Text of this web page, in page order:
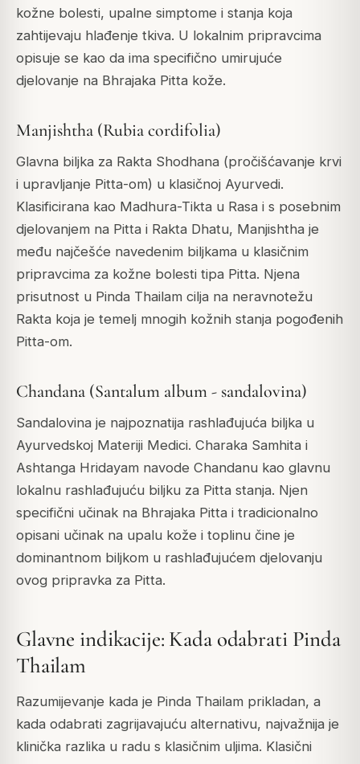
kožne bolesti, upalne simptome i stanja koja
zahtijevaju hlađenje tkiva. U lokalnim pripravcima
opisuje se kao da ima specifično umirujuće
djelovanje na Bhrajaka Pitta kože.
Manjishtha (Rubia cordifolia)
Glavna biljka za Rakta Shodhana (pročišćavanje krvi
i upravljanje Pitta-om) u klasičnoj Ayurvedi.
Klasificirana kao Madhura-Tikta u Rasa i s posebnim
djelovanjem na Pitta i Rakta Dhatu, Manjishtha je
među najčešće navedenim biljkama u klasičnim
pripravcima za kožne bolesti tipa Pitta. Njena
prisutnost u Pinda Thailam cilja na neravnotežu
Rakta koja je temelj mnogih kožnih stanja pogođenih
Pitta-om.
Chandana (Santalum album - sandalovina)
Sandalovina je najpoznatija rashlađujuća biljka u
Ayurvedskoj Materiji Medici. Charaka Samhita i
Ashtanga Hridayam navode Chandanu kao glavnu
lokalnu rashlađujuću biljku za Pitta stanja. Njen
specifični učinak na Bhrajaka Pitta i tradicionalno
opisani učinak na upalu kože i toplinu čine je
dominantnom biljkom u rashlađujućem djelovanju
ovog pripravka za Pitta.
Glavne indikacije: Kada odabrati Pinda
Thailam
Razumijevanje kada je Pinda Thailam prikladan, a
kada odabrati zagrijavajuću alternativu, najvažnija je
klinička razlika u radu s klasičnim uljima. Klasični